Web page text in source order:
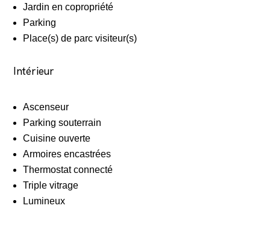
Jardin en copropriété
Parking
Place(s) de parc visiteur(s)
Intérieur
Ascenseur
Parking souterrain
Cuisine ouverte
Armoires encastrées
Thermostat connecté
Triple vitrage
Lumineux